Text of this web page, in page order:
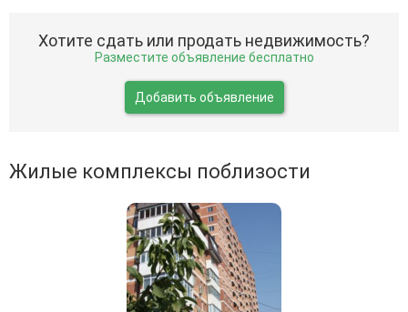
Хотите сдать или продать недвижимость?
Разместите объявление бесплатно
Добавить объявление
Жилые комплексы поблизости